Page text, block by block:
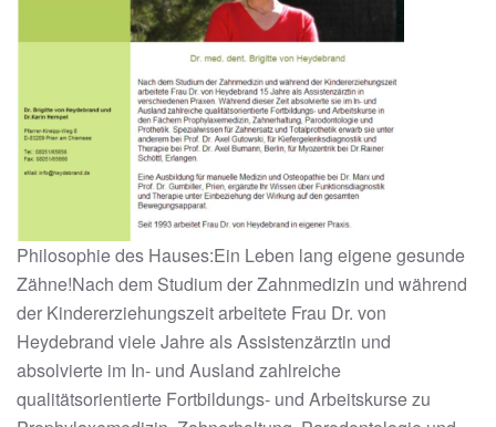
Philosophie des Hauses:Ein Leben lang eigene gesunde
Zähne!Nach dem Studium der Zahnmedizin und während
der Kindererziehungszeit arbeitete Frau Dr. von
Heydebrand viele Jahre als Assistenzärztin und
absolvierte im In- und Ausland zahlreiche
qualitätsorientierte Fortbildungs- und Arbeitskurse zu